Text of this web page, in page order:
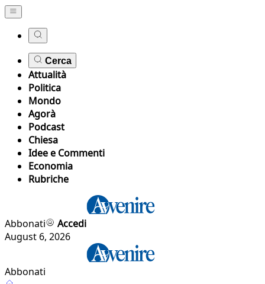
Cerca
Attualità
Politica
Mondo
Agorà
Podcast
Chiesa
Idee e Commenti
Economia
Rubriche
Abbonati
Accedi
August 6, 2026
Abbonati